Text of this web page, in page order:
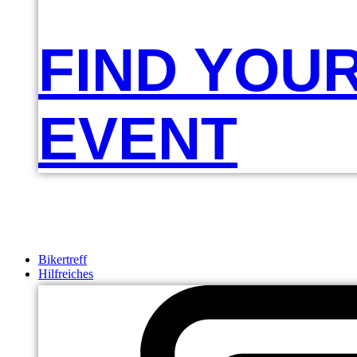
FIND
EVENT
Bikertreff
Hilfreiches